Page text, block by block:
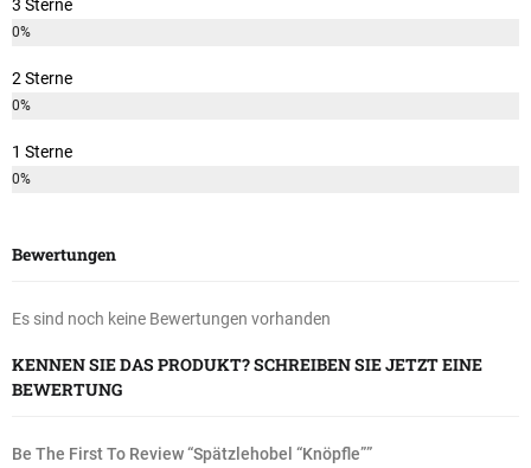
3 Sterne
0%
2 Sterne
0%
1 Sterne
0%
Bewertungen
Es sind noch keine Bewertungen vorhanden
KENNEN SIE DAS PRODUKT? SCHREIBEN SIE JETZT EINE
BEWERTUNG
Be The First To Review “Spätzlehobel “Knöpfle””